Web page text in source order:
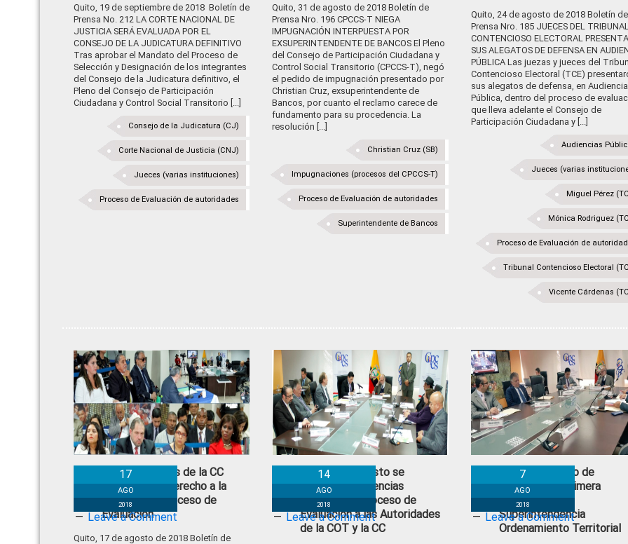
Quito, 19 de septiembre de 2018 Boletín de
Prensa No. 212 LA CORTE NACIONAL DE
JUSTICIA SERÁ EVALUADA POR EL
CONSEJO DE LA JUDICATURA DEFINITIVO
Tras aprobar el Mandato del Proceso de
Selección y Designación de los integrantes
del Consejo de la Judicatura definitivo, el
Pleno del Consejo de Participación
Ciudadana y Control Social Transitorio [...]
Consejo de la Judicatura (CJ)
Corte Nacional de Justicia (CNJ)
Jueces (varias instituciones)
Proceso de Evaluación de autoridades
Quito, 31 de agosto de 2018 Boletín de
Prensa Nro. 196 CPCCS-T NIEGA
IMPUGNACIÓN INTERPUESTA POR
EXSUPERINTENDENTE DE BANCOS El Pleno
del Consejo de Participación Ciudadana y
Control Social Transitorio (CPCCS-T), negó
el pedido de impugnación presentado por
Christian Cruz, exsuperintendente de
Bancos, por cuanto el reclamo carece de
fundamento para su procedencia. La
resolución [...]
Christian Cruz (SB)
Impugnaciones (procesos del CPCCS-T)
Proceso de Evaluación de autoridades
Superintendente de Bancos
Quito, 24 de agosto de 2018 Boletín de
Prensa Nro. 185 JUECES DEL
CONTENCIOSO ELECTORAL
SUS ALEGATOS DE DEFENSA EN
PÚBLICA Las juezas y jueces del
Contencioso Electoral (TCE)
sus alegatos de defensa, en Audiencia
Pública, dentro del proceso de
que lleva adelante el Consejo de
Participación Ciudadana y [...]
Audiencias
Jueces (varias
Miguel Pérez
Mónica Rodriguez
Proceso de Evaluación de
Tribunal Contencioso Electoral
Vicente Cárdenas
Jueces y juezas de la CC
ejercieron su derecho a la
defensa en Proceso de
Evaluación
17
AGO
2018
Leave a Comment
Quito, 17 de agosto de 2018 Boletín de
16 y 17 de agosto se
realizarán Audiencias
Públicas en Proceso de
Evaluación a las Autoridades
de la COT y la CC
14
AGO
2018
Leave a Comment
Avanza Proceso de
Evaluación a Primera
Autoridad de
Superintendencia
Ordenamiento Territorial
7
AGO
2018
Leave a Comment